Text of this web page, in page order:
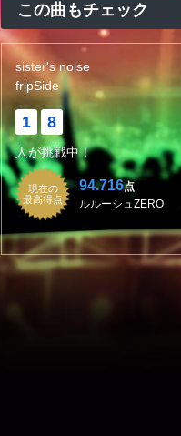
この曲もチェック
sister's noise
fripSide
1 8
人が挑戦中！
現在の
最高得点
94.716点
ルルーシュZERO